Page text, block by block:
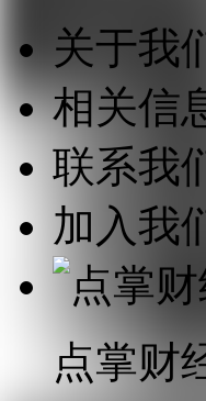
关于我
相关信
联系我
加入我
点掌财